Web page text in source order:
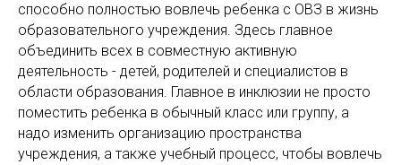
способно полностью вовлечь ребенка с ОВЗ в жизнь
образовательного учреждения. Здесь главное
объединить всех в совместную активную
деятельность - детей, родителей и специалистов в
области образования. Главное в инклюзии не просто
поместить ребенка в обычный класс или группу, а
надо изменить организацию пространства
учреждения, а также учебный процесс, чтобы вовлечь